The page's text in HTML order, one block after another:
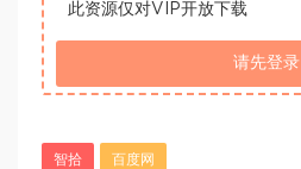
此资源仅对VIP开放下载
请先登录
智拾 百度网